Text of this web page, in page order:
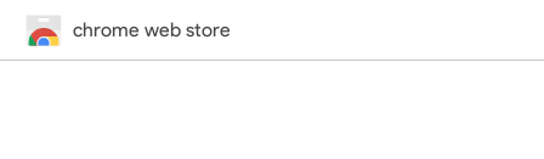
chrome web store